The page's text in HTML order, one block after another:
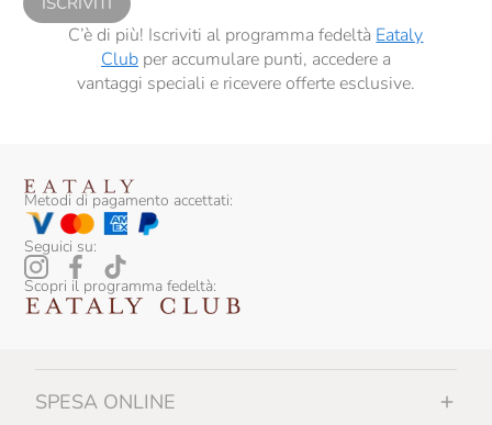
C’è di più! Iscriviti al programma fedeltà Eataly
Clubper accumulare punti, accedere a
vantaggi speciali e ricevere offerte esclusive.
Metodi di pagamento accettati:
Seguici su:
Scopri il programma fedeltà:
SPESA ONLINE